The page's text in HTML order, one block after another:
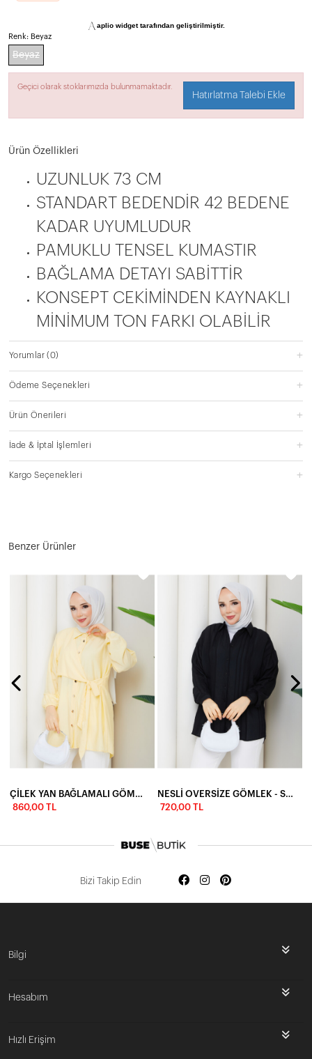
aplio widget tarafından geliştirilmiştir.
Renk: Beyaz
Beyaz
Geçici olarak stoklarımızda bulunmamaktadır.
Hatırlatma Talebi Ekle
Ürün Özellikleri
UZUNLUK 73 CM
STANDART BEDENDİR 42 BEDENE
KADAR UYUMLUDUR
PAMUKLU TENSEL KUMASTIR
BAĞLAMA DETAYI SABİTTİR
KONSEPT CEKİMİNDEN KAYNAKLI
MİNİMUM TON FARKI OLABİLİR
Yorumlar(0)
Ödeme Seçenekleri
Ürün Önerileri
İade & İptal İşlemleri
Kargo Seçenekleri
Benzer Ürünler
860,00 TL
720,00 TL
Bizi Takip Edin
Bilgi
Hesabım
Hızlı Erişim